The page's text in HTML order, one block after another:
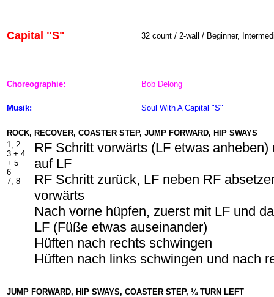
Capital "S" 32 count / 2-wall / Beginner,
Choreographie: Bob Delong
Musik: Soul With A Capital "S"
ROCK, RECOVER, COASTER STEP, JUMP FORWARD, HIP SWAYS
1, 2
3 + 4
+ 5
6
7, 8
RF Schritt vorwärts (LF etwas
auf LF
RF Schritt zurück, LF neben RF
vorwärts
Nach vorne hüpfen, zuerst mit LF und
LF (Füße etwas auseinander)
Hüften nach rechts schwingen
Hüften nach links schwingen und nach
JUMP FORWARD, HIP SWAYS, COASTER STEP, ¼ TURN LEFT